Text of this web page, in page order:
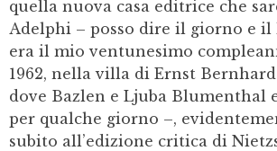
quella nuova casa editrice che
Adelphi – posso dire il giorno e il
era il mio ventunesimo
1962, nella villa di Ernst
dove Bazlen e Ljuba Blumenthal
per qualche giorno –,
subito all’edizione critica di